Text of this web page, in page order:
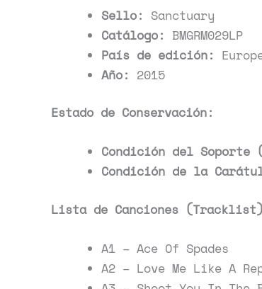
Sello: Sanctuary
Catálogo: BMGRM029LP
País de edición:
Año: 2015
Estado de Conservación:
Condición del Soporte
Condición de la
Lista de Canciones
A1 – Ace Of Spades
A2 – Love Me Like A